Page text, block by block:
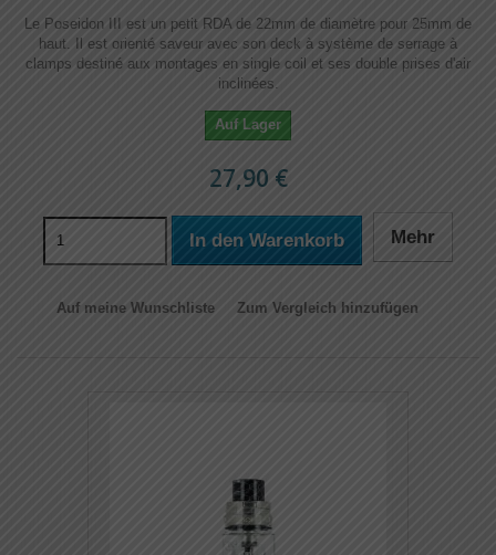
Le Poseidon III est un petit RDA de 22mm de diamètre pour 25mm de
haut. Il est orienté saveur avec son deck à système de serrage à
clamps destiné aux montages en single coil et ses double prises d'air
inclinées.
Auf Lager
27,90 €
In den Warenkorb Mehr
Auf meine Wunschliste Zum Vergleich hinzufügen